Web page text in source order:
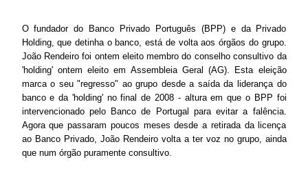
O fundador do Banco Privado Português (BPP) e da Privado
Holding, que detinha o banco, está de volta aos órgãos do grupo.
João Rendeiro foi ontem eleito membro do conselho consultivo da
'holding' ontem eleito em Assembleia Geral (AG). Esta eleição
marca o seu "regresso" ao grupo desde a saída da liderança do
banco e da 'holding' no final de 2008 - altura em que o BPP foi
intervencionado pelo Banco de Portugal para evitar a falência.
Agora que passaram poucos meses desde a retirada da licença
ao Banco Privado, João Rendeiro volta a ter voz no grupo, ainda
que num órgão puramente consultivo.